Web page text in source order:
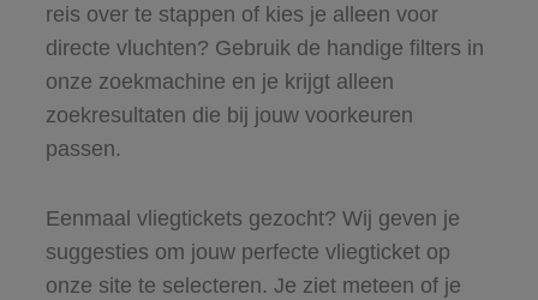
reis over te stappen of kies je alleen voor
directe vluchten? Gebruik de handige filters in
onze zoekmachine en je krijgt alleen
zoekresultaten die bij jouw voorkeuren
passen.
Eenmaal vliegtickets gezocht? Wij geven je
suggesties om jouw perfecte vliegticket op
onze site te selecteren. Je ziet meteen of je